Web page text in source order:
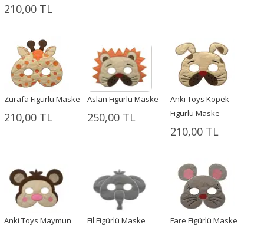
210,00 TL
Zürafa Figürlü Maske
210,00 TL
Aslan Figürlü Maske
250,00 TL
Anki Toys Köpek
Figürlü Maske
210,00 TL
Anki Toys Maymun
Fil Figürlü Maske Fare Figürlü Maske